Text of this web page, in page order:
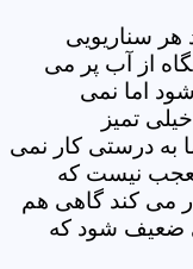
هر سناریویی
از آب پر می
اما نمی
تمیز
به درستی کار نمی
نیست که
می کند گاهی هم
ضعیف شود که